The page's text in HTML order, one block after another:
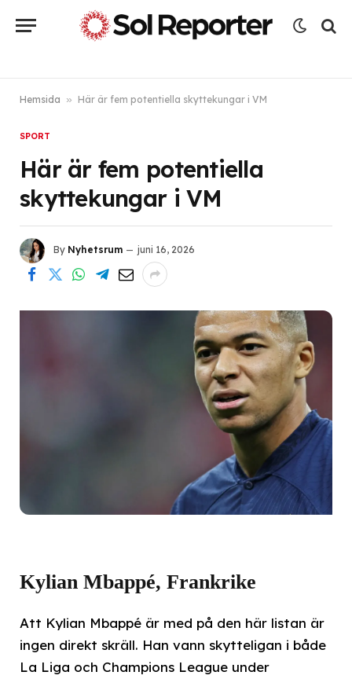
Hemsida » Här är fem potentiella skyttekungar i VM
SPORT
Här är fem potentiella
skyttekungar i VM
By Nyhetsrum juni 16, 2026
Kylian Mbappé, Frankrike
Att Kylian Mbappé är med på den här listan är
ingen direkt skräll. Han vann skytteligan i både
La Liga och Champions League under